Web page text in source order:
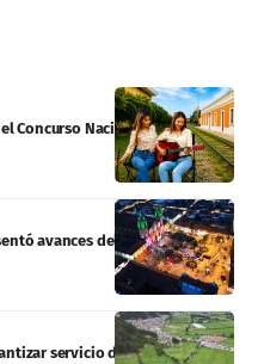
Concurso Nacional de Música
avances del Regiotram, vías
servicio de agua continuo